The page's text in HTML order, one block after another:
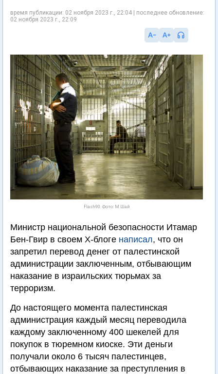
время публикации: 02 ноября 2023 г., 22:04 | последнее обновление:
02 ноября 2023 г., 22:09
Flash90. Фото: М.Шай
Министр национальной безопасности Итамар
Бен-Гвир в своем Х-блоге написал, что он
запретил перевод денег от палестинской
администрации заключенным, отбывающим
наказание в израильских тюрьмах за
терроризм.
До настоящего момента палестинская
администрация каждый месяц переводила
каждому заключенному 400 шекелей для
покупок в тюремном киоске. Эти деньги
получали около 6 тысяч палестинцев,
отбывающих наказание за преступления в